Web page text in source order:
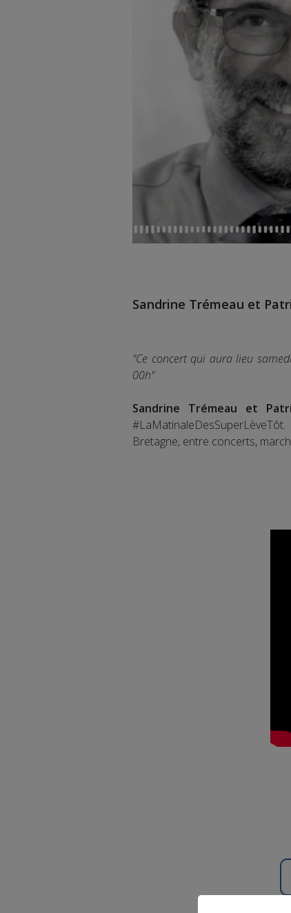
Sandrine Trémeau et
"Ce concert qui aura lieu
00h"
Sandrine Trémeau et
Bretagne, entre concerts,